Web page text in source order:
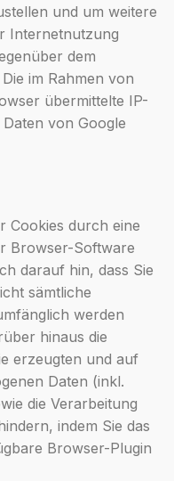
und um weitere
Internetnutzung
dem
im Rahmen von
übermittelte IP-
von Google
Cookies durch eine
Browser-Software
darauf hin, dass Sie
sämtliche
werden
hinaus die
erzeugten und auf
Daten (inkl.
die Verarbeitung
indem Sie das
Browser-Plugin